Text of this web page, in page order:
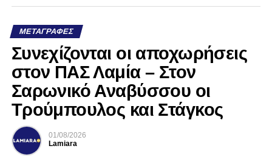
ΜΕΤΑΓΡΑΦΈΣ
Συνεχίζονται οι αποχωρήσεις
στον ΠΑΣ Λαμία – Στον
Σαρωνικό Αναβύσσου οι
Τρούμπουλος και Στάγκος
01/08/2026
Lamiara